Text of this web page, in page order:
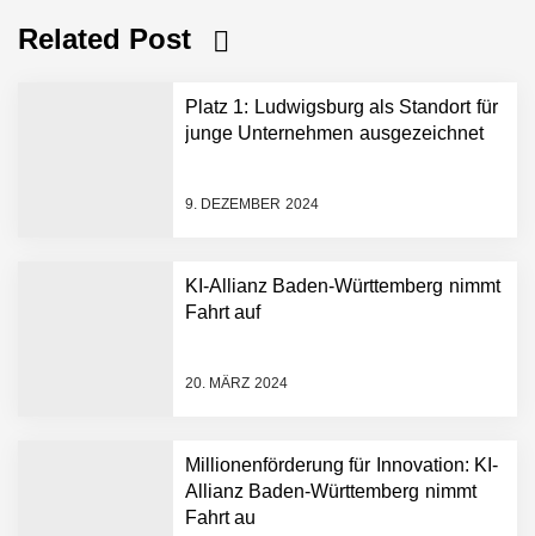
Related Post
Platz 1: Ludwigsburg als Standort für
junge Unternehmen ausgezeichnet
9. DEZEMBER 2024
KI-Allianz Baden-Württemberg nimmt
Fahrt auf
20. MÄRZ 2024
Millionenförderung für Innovation: KI-
Allianz Baden-Württemberg nimmt
Fahrt au
NEURA Robotics gibt
Dollar bekannt, um den
Plattform zu beschleunigen
NEURA Robotics und
Amazon Web Services
starten strategische